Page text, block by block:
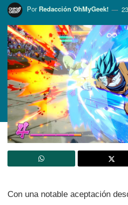
Por Redacción OhMyGeek!
Con una notable aceptación